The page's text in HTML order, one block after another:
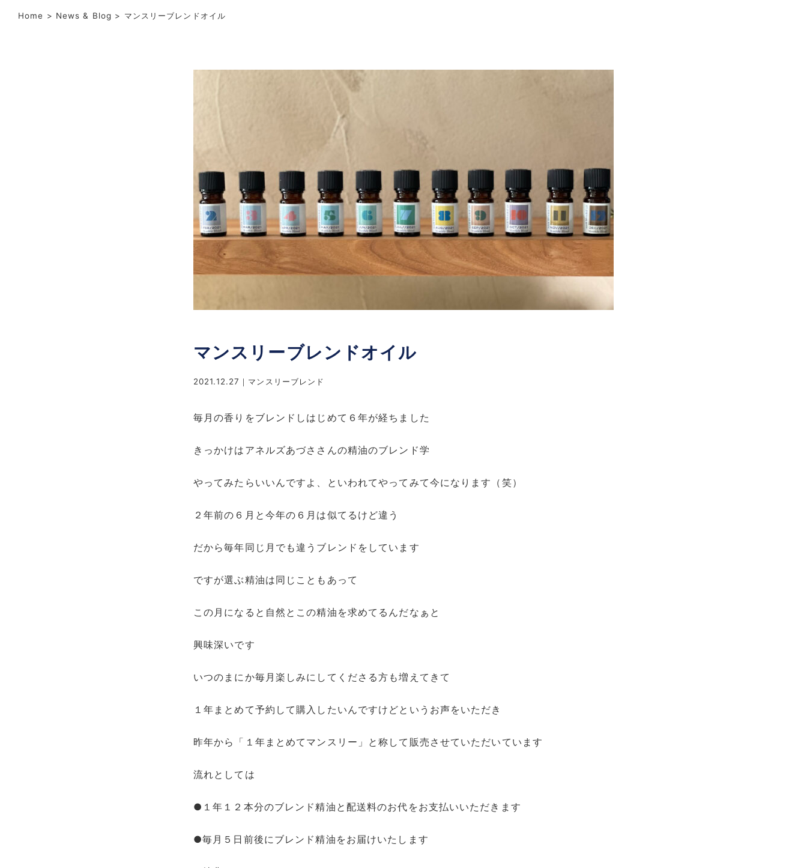
Home > News & Blog > マンスリーブレンドオイル
マンスリーブレンドオイル
2021.12.27 マンスリーブレンド
毎月の香りをブレンドしはじめて６年が経ちました
きっかけはアネルズあづささんの精油のブレンド学
やってみたらいいんですよ、といわれてやってみて今になります（笑）
２年前の６月と今年の６月は似てるけど違う
だから毎年同じ月でも違うブレンドをしています
ですが選ぶ精油は同じこともあって
この月になると自然とこの精油を求めてるんだなぁと
興味深いです
いつのまにか毎月楽しみにしてくださる方も増えてきて
１年まとめて予約して購入したいんですけどというお声をいただき
昨年から「１年まとめてマンスリー」と称して販売させていただいています
流れとしては
●１年１２本分のブレンド精油と配送料のお代をお支払いいただきます
●毎月５日前後にブレンド精油をお届けいたします